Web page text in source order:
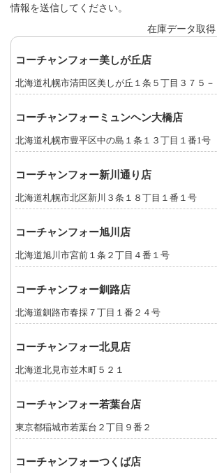
情報を送信してください。
在庫データ取得
コーチャンフォー美しが丘店
北海道札幌市清田区美しが丘１条５丁目３７５－
コーチャンフォーミュンヘン大橋店
北海道札幌市豊平区中の島１条１３丁目１番1号
コーチャンフォー新川通り店
北海道札幌市北区新川３条１８丁目１番１号
コーチャンフォー旭川店
北海道旭川市宮前１条２丁目４番１号
コーチャンフォー釧路店
北海道釧路市春採７丁目１番２４号
コーチャンフォー北見店
北海道北見市並木町５２１
コーチャンフォー若葉台店
東京都稲城市若葉台２丁目９番２
コーチャンフォーつくば店